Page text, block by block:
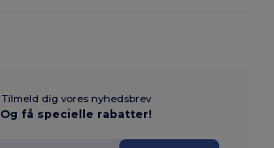
Tilmeld dig vores nyhedsbrev
Og få specielle rabatter!